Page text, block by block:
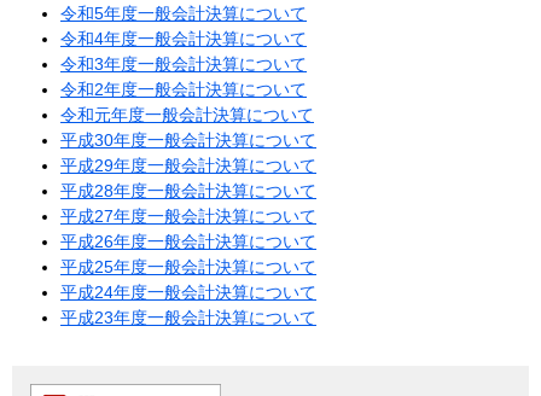
令和5年度一般会計決算について
令和4年度一般会計決算について
令和3年度一般会計決算について
令和2年度一般会計決算について
令和元年度一般会計決算について
平成30年度一般会計決算について
平成29年度一般会計決算について
平成28年度一般会計決算について
平成27年度一般会計決算について
平成26年度一般会計決算について
平成25年度一般会計決算について
平成24年度一般会計決算について
平成23年度一般会計決算について